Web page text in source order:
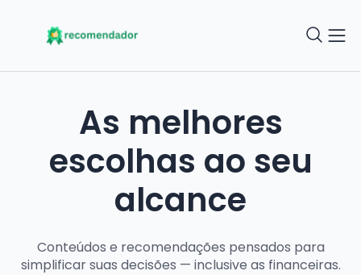
As melhores
escolhas ao seu
alcance
Conteúdos e recomendações pensados para
simplificar suas decisões — inclusive as financeiras.